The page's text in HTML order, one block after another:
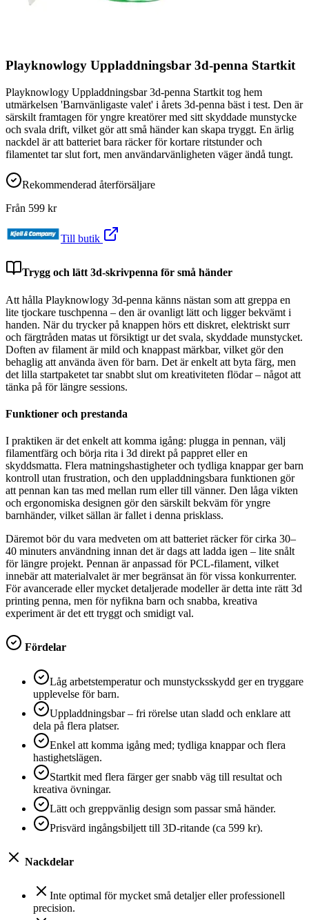
Playknowlogy Uppladdningsbar 3d-penna Startkit
Playknowlogy Uppladdningsbar 3d-penna Startkit tog hem
utmärkelsen 'Barnvänligaste valet' i årets 3d-penna bäst i test. Den är
särskilt framtagen för yngre kreatörer med sitt skyddade munstycke
och svala drift, vilket gör att små händer kan skapa tryggt. En ärlig
nackdel är att batteriet bara räcker för kortare ritstunder och
filamentet tar slut fort, men användarvänligheten väger ändå tungt.
Rekommenderad återförsäljare
Från 599 kr
Till butik
Trygg och lätt 3d-skrivpenna för små händer
Att hålla Playknowlogy 3d-penna känns nästan som att greppa en
lite tjockare tuschpenna – den är ovanligt lätt och ligger bekvämt i
handen. När du trycker på knappen hörs ett diskret, elektriskt surr
och färgtråden matas ut försiktigt ur det svala, skyddade munstycket.
Doften av filament är mild och knappast märkbar, vilket gör den
behaglig att använda även för barn. Det är enkelt att byta färg, men
det lilla startpaketet tar snabbt slut om kreativiteten flödar – något att
tänka på för längre sessions.
Funktioner och prestanda
I praktiken är det enkelt att komma igång: plugga in pennan, välj
filamentfärg och börja rita i 3d direkt på pappret eller en
skyddsmatta. Flera matningshastigheter och tydliga knappar ger barn
kontroll utan frustration, och den uppladdningsbara funktionen gör
att pennan kan tas med mellan rum eller till vänner. Den låga vikten
och ergonomiska designen gör den särskilt bekväm för yngre
barnhänder, vilket sällan är fallet i denna prisklass.
Däremot bör du vara medveten om att batteriet räcker för cirka 30–
40 minuters användning innan det är dags att ladda igen – lite snålt
för längre projekt. Pennan är anpassad för PCL-filament, vilket
innebär att materialvalet är mer begränsat än för vissa konkurrenter.
För avancerade eller mycket detaljerade modeller är detta inte rätt 3d
printing penna, men för nyfikna barn och snabba, kreativa
experiment är det ett tryggt och smidigt val.
Fördelar
Låg arbetstemperatur och munstycksskydd ger en tryggare
upplevelse för barn.
Uppladdningsbar – fri rörelse utan sladd och enklare att
dela på flera platser.
Enkel att komma igång med; tydliga knappar och flera
hastighetslägen.
Startkit med flera färger ger snabb väg till resultat och
kreativa övningar.
Lätt och greppvänlig design som passar små händer.
Prisvärd ingångsbiljett till 3D-ritande (ca 599 kr).
Nackdelar
Inte optimal för mycket små detaljer eller professionell
precision.